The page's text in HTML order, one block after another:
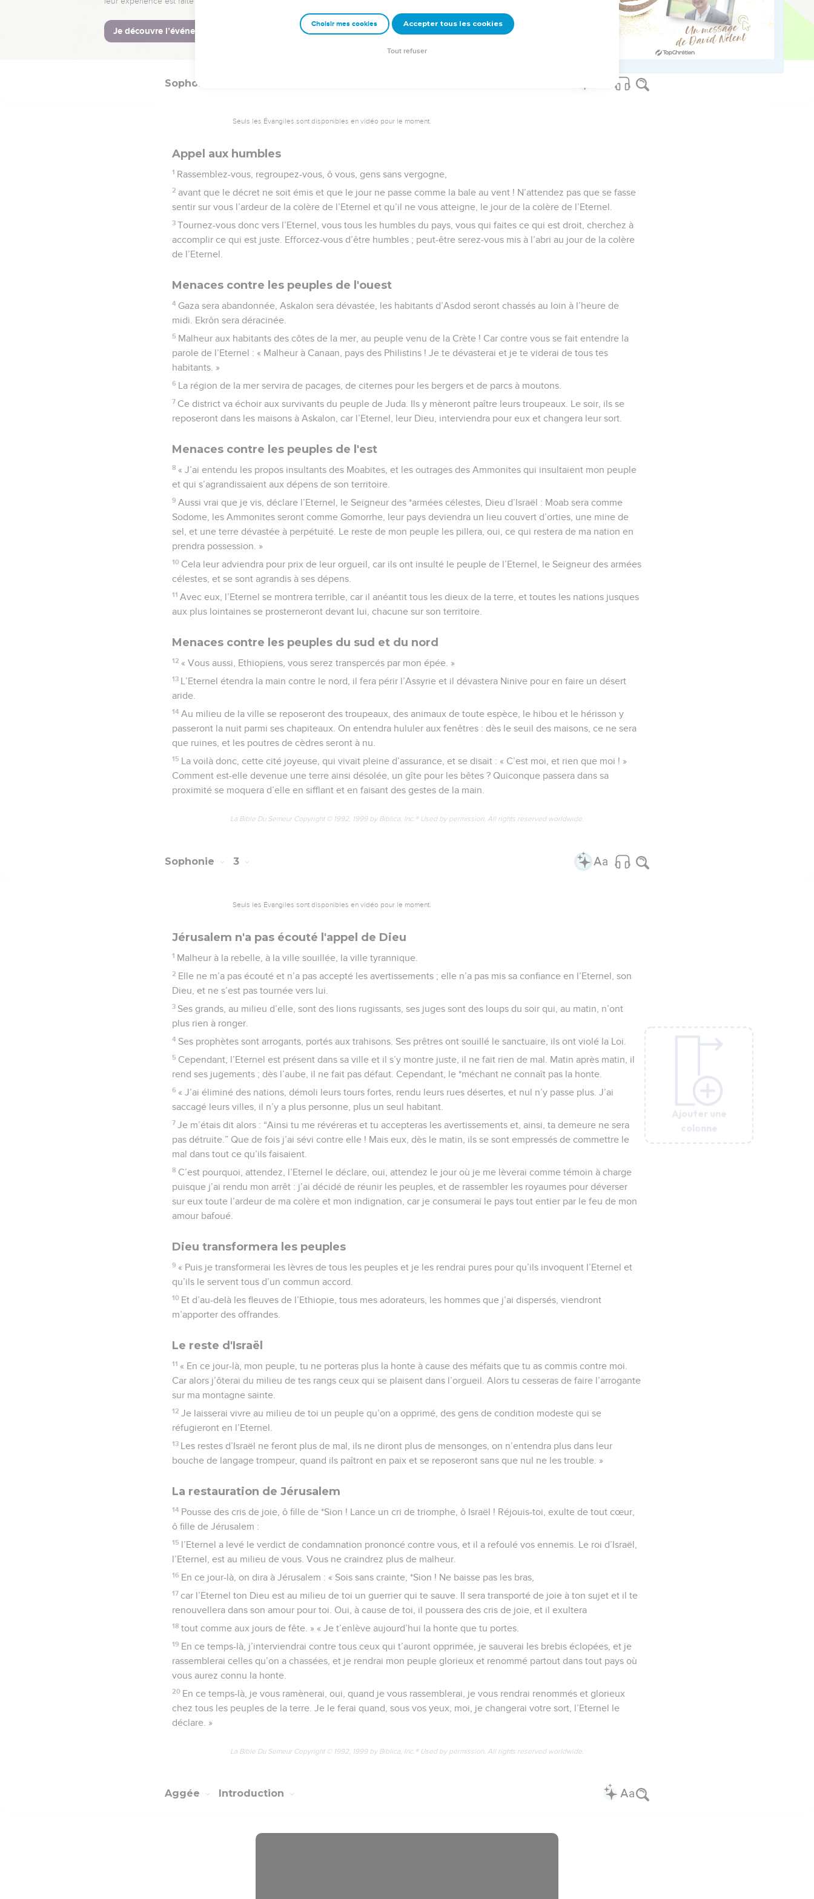
tous ceux qui habitent sur la terre. »
La Bible Du Semeur Copyright © 1992, 1999 by Biblica, Inc.® Used by permission. All rights reserved worldwide.
Ajouter une
colonne
Sophonie
Seuls les Évangiles sont disponibles en vidéo pour le moment.
Appel aux humbles
1 Rassemblez-vous, regroupez-vous, ô vous, gens sans vergogne,
2 avant que le décret ne soit émis et que le jour ne passe comme la bale au vent ! N’attendez pas que se fasse
sentir sur vous l’ardeur de la colère de l’Eternel et qu’il ne vous atteigne, le jour de la colère de l’Eternel.
3 Tournez-vous donc vers l’Eternel, vous tous les humbles du pays, vous qui faites ce qui est droit, cherchez à
accomplir ce qui est juste. Efforcez-vous d’être humbles ; peut-être serez-vous mis à l’abri au jour de la colère
de l’Eternel.
Menaces contre les peuples de l'ouest
4 Gaza sera abandonnée, Askalon sera dévastée, les habitants d’Asdod seront chassés au loin à l’heure de
midi. Ekrôn sera déracinée.
5 Malheur aux habitants des côtes de la mer, au peuple venu de la Crète ! Car contre vous se fait entendre la
parole de l’Eternel : « Malheur à Canaan, pays des Philistins ! Je te dévasterai et je te viderai de tous tes
habitants. »
6 La région de la mer servira de pacages, de citernes pour les bergers et de parcs à moutons.
7 Ce district va échoir aux survivants du peuple de Juda. Ils y mèneront paître leurs troupeaux. Le soir, ils se
reposeront dans les maisons à Askalon, car l’Eternel, leur Dieu, interviendra pour eux et changera leur sort.
Menaces contre les peuples de l'est
8 « J’ai entendu les propos insultants des Moabites, et les outrages des Ammonites qui insultaient mon peuple
et qui s’agrandissaient aux dépens de son territoire.
9 Aussi vrai que je vis, déclare l’Eternel, le Seigneur des *armées célestes, Dieu d’Israël : Moab sera comme
Sodome, les Ammonites seront comme Gomorrhe, leur pays deviendra un lieu couvert d’orties, une mine de
sel, et une terre dévastée à perpétuité. Le reste de mon peuple les pillera, oui, ce qui restera de ma nation en
prendra possession. »
10 Cela leur adviendra pour prix de leur orgueil, car ils ont insulté le peuple de l’Eternel, le Seigneur des armées
célestes, et se sont agrandis à ses dépens.
11 Avec eux, l’Eternel se montrera terrible, car il anéantit tous les dieux de la terre, et toutes les nations jusques
aux plus lointaines se prosterneront devant lui, chacune sur son territoire.
Menaces contre les peuples du sud et du nord
12 « Vous aussi, Ethiopiens, vous serez transpercés par mon épée. »
13 L’Eternel étendra la main contre le nord, il fera périr l’Assyrie et il dévastera Ninive pour en faire un désert
aride.
14 Au milieu de la ville se reposeront des troupeaux, des animaux de toute espèce, le hibou et le hérisson y
passeront la nuit parmi ses chapiteaux. On entendra hululer aux fenêtres : dès le seuil des maisons, ce ne sera
que ruines, et les poutres de cèdres seront à nu.
15 La voilà donc, cette cité joyeuse, qui vivait pleine d’assurance, et se disait : « C’est moi, et rien que moi ! »
Comment est-elle devenue une terre ainsi désolée, un gîte pour les bêtes ? Quiconque passera dans sa
proximité se moquera d’elle en sifflant et en faisant des gestes de la main.
La Bible Du Semeur Copyright © 1992, 1999 by Biblica, Inc.® Used by permission. All rights reserved worldwide.
Ajouter une
colonne
Sophonie 3
Seuls les Évangiles sont disponibles en vidéo pour le moment.
Jérusalem n'a pas écouté l'appel de Dieu
1 Malheur à la rebelle, à la ville souillée, la ville tyrannique.
2 Elle ne m’a pas écouté et n’a pas accepté les avertissements ; elle n’a pas mis sa confiance en l’Eternel, son
Dieu, et ne s’est pas tournée vers lui.
3 Ses grands, au milieu d’elle, sont des lions rugissants, ses juges sont des loups du soir qui, au matin, n’ont
plus rien à ronger.
4 Ses prophètes sont arrogants, portés aux trahisons. Ses prêtres ont souillé le sanctuaire, ils ont violé la Loi.
5 Cependant, l’Eternel est présent dans sa ville et il s’y montre juste, il ne fait rien de mal. Matin après matin, il
rend ses jugements ; dès l’aube, il ne fait pas défaut. Cependant, le *méchant ne connaît pas la honte.
6 « J’ai éliminé des nations, démoli leurs tours fortes, rendu leurs rues désertes, et nul n’y passe plus. J’ai
saccagé leurs villes, il n’y a plus personne, plus un seul habitant.
7 Je m’étais dit alors : “Ainsi tu me révéreras et tu accepteras les avertissements et, ainsi, ta demeure ne sera
pas détruite.” Que de fois j’ai sévi contre elle ! Mais eux, dès le matin, ils se sont empressés de commettre le
mal dans tout ce qu’ils faisaient.
8 C’est pourquoi, attendez, l’Eternel le déclare, oui, attendez le jour où je me lèverai comme témoin à charge
puisque j’ai rendu mon arrêt : j’ai décidé de réunir les peuples, et de rassembler les royaumes pour déverser
sur eux toute l’ardeur de ma colère et mon indignation, car je consumerai le pays tout entier par le feu de mon
amour bafoué.
Dieu transformera les peuples
9 « Puis je transformerai les lèvres de tous les peuples et je les rendrai pures pour qu’ils invoquent l’Eternel et
qu’ils le servent tous d’un commun accord.
10 Et d’au-delà les fleuves de l’Ethiopie, tous mes adorateurs, les hommes que j’ai dispersés, viendront
m’apporter des offrandes.
Le reste d'Israël
11 « En ce jour-là, mon peuple, tu ne porteras plus la honte à cause des méfaits que tu as commis contre moi.
Car alors j’ôterai du milieu de tes rangs ceux qui se plaisent dans l’orgueil. Alors tu cesseras de faire l’arrogante
sur ma montagne sainte.
12 Je laisserai vivre au milieu de toi un peuple qu’on a opprimé, des gens de condition modeste qui se
réfugieront en l’Eternel.
13 Les restes d’Israël ne feront plus de mal, ils ne diront plus de mensonges, on n’entendra plus dans leur
bouche de langage trompeur, quand ils paîtront en paix et se reposeront sans que nul ne les trouble. »
La restauration de Jérusalem
14 Pousse des cris de joie, ô fille de *Sion ! Lance un cri de triomphe, ô Israël ! Réjouis-toi, exulte de tout cœur,
ô fille de Jérusalem :
15 l’Eternel a levé le verdict de condamnation prononcé contre vous, et il a refoulé vos ennemis. Le roi d’Israël,
l’Eternel, est au milieu de vous. Vous ne craindrez plus de malheur.
16 En ce jour-là, on dira à Jérusalem : « Sois sans crainte, *Sion ! Ne baisse pas les bras,
17 car l’Eternel ton Dieu est au milieu de toi un guerrier qui te sauve. Il sera transporté de joie à ton sujet et il te
renouvellera dans son amour pour toi. Oui, à cause de toi, il poussera des cris de joie, et il exultera
18 tout comme aux jours de fête. » « Je t’enlève aujourd’hui la honte que tu portes.
19 En ce temps-là, j’interviendrai contre tous ceux qui t’auront opprimée, je sauverai les brebis éclopées, et je
rassemblerai celles qu’on a chassées, et je rendrai mon peuple glorieux et renommé partout dans tout pays où
vous aurez connu la honte.
20 En ce temps-là, je vous ramènerai, oui, quand je vous rassemblerai, je vous rendrai renommés et glorieux
chez tous les peuples de la terre. Je le ferai quand, sous vos yeux, moi, je changerai votre sort, l’Eternel le
déclare. »
La Bible Du Semeur Copyright © 1992, 1999 by Biblica, Inc.® Used by permission. All rights reserved worldwide.
Ajouter une
colonne
Aggée Introduction
Ajouter une
colonne
Ajouter une
colonne
Choisir mes cookies Accepter tous les cookies
Tout refuser